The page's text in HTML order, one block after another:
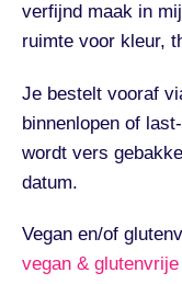
verfijnd maak in
ruimte voor kleur,
Je bestelt vooraf
binnenlopen of
wordt vers
datum.
Vegan en/of
vegan &